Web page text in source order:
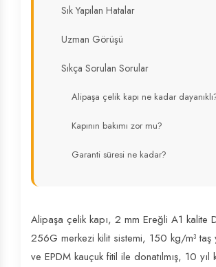
Sık Yapılan Hatalar
Uzman Görüşü
Sıkça Sorulan Sorular
Alipaşa çelik kapı ne kadar
Kapının bakımı zor mu?
Garanti süresi ne kadar?
Alipaşa çelik kapı, 2 mm Ereğli A1 kalite
256G merkezi kilit sistemi, 150 kg/m³ taş
ve EPDM kauçuk fitil ile donatılmış, 10 yıl